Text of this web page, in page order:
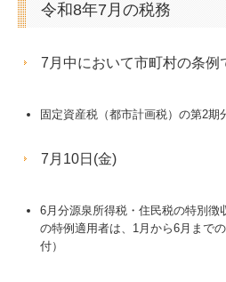
交通案内
補助金・助成金・融資情報
関与先向け融資商品ご紹介
令和8年7月の税務
7月中において市町村の条例
固定資産税（都市計画税）の第2期
7月10日(金)
6月分源泉所得税・住民税の特別徴
の特例適用者は、1月から6月まで
付）